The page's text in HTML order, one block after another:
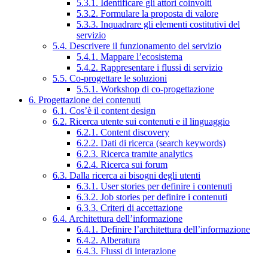
5.3.1. Identificare gli attori coinvolti
5.3.2. Formulare la proposta di valore
5.3.3. Inquadrare gli elementi costitutivi del
servizio
5.4. Descrivere il funzionamento del servizio
5.4.1. Mappare l’ecosistema
5.4.2. Rappresentare i flussi di servizio
5.5. Co-progettare le soluzioni
5.5.1. Workshop di co-progettazione
6. Progettazione dei contenuti
6.1. Cos’è il content design
6.2. Ricerca utente sui contenuti e il linguaggio
6.2.1. Content discovery
6.2.2. Dati di ricerca (search keywords)
6.2.3. Ricerca tramite analytics
6.2.4. Ricerca sui forum
6.3. Dalla ricerca ai bisogni degli utenti
6.3.1. User stories per definire i contenuti
6.3.2. Job stories per definire i contenuti
6.3.3. Criteri di accettazione
6.4. Architettura dell’informazione
6.4.1. Definire l’architettura dell’informazione
6.4.2. Alberatura
6.4.3. Flussi di interazione